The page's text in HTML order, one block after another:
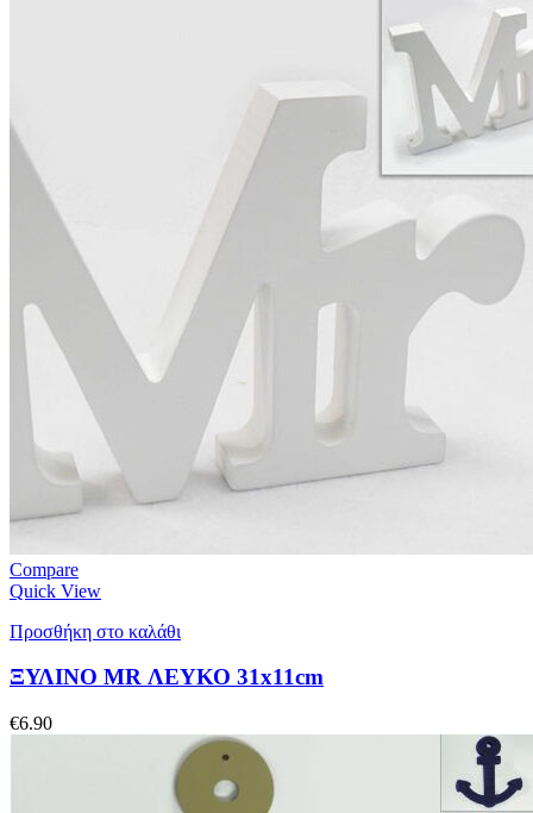
Compare
Quick View
Προσθήκη στο καλάθι
ΞΥΛΙΝΟ MR ΛΕΥΚΟ 31x11cm
€6.90